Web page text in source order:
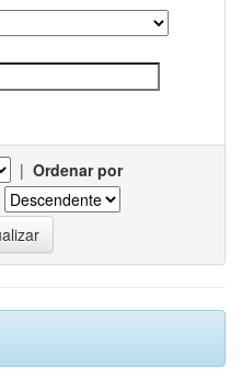
| Ordenar por